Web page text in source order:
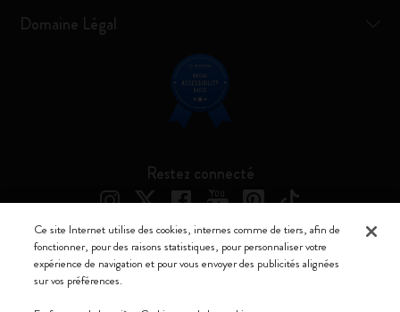
Domaine Légal
Restez connecté
Moleskine ® est une marque enregistrée de Moleskine Srl a socio unico
Ce site Internet utilise des cookies, internes comme de tiers, afin de
fonctionner, pour des raisons statistiques, pour personnaliser votre
expérience de navigation et pour vous envoyer des publicités alignées
sur vos préférences.